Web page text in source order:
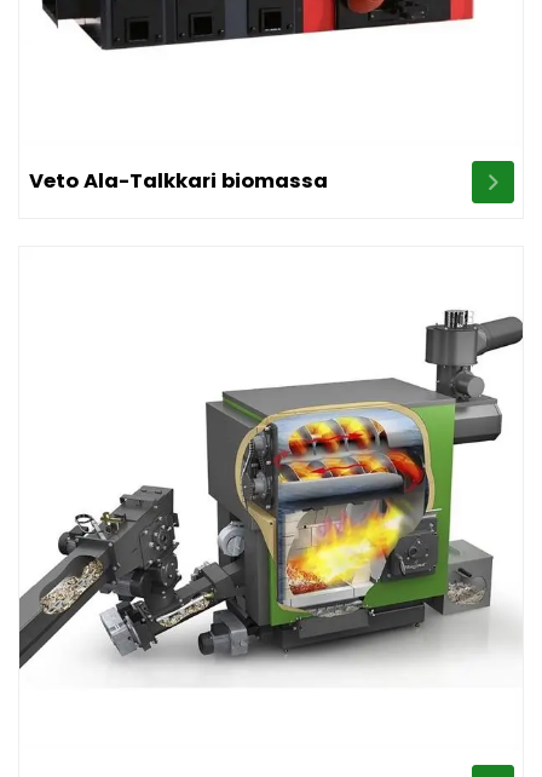
Veto Ala-Talkkari biomassa